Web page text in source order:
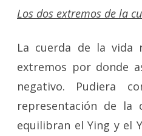
Los dos extremos de la
La cuerda de la vida
extremos por donde
negativo. Pudiera
representación de la
equilibran el Ying y el